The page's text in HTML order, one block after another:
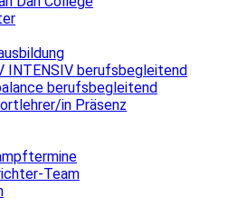
INTENSIV berufsbegleitend
berufsbegleitend
in Präsenz
Team